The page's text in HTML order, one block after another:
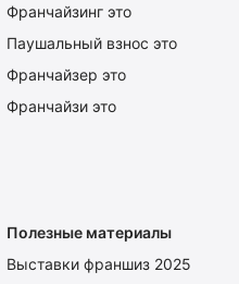
Франчайзинг это
Паушальный взнос это
Франчайзер это
Франчайзи это
Полезные материалы
Выставки франшиз 2025